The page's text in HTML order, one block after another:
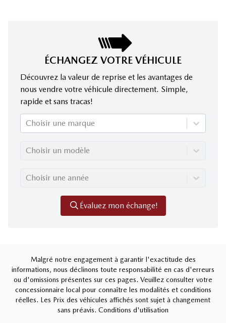
ÉCHANGEZ VOTRE VÉHICULE
Découvrez la valeur de reprise et les avantages de
nous vendre votre véhicule directement. Simple,
rapide et sans tracas!
Choisir une marque
Choisir un modèle
Choisir une année
Évaluez mon échange!
Malgré notre engagement à garantir l'exactitude des
informations, nous déclinons toute responsabilité en cas d'erreurs
ou d'omissions présentes sur ces pages. Veuillez consulter votre
concessionnaire local pour connaître les modalités et conditions
réelles. Les Prix des véhicules affichés sont sujet à changement
sans préavis. Conditions d'utilisation